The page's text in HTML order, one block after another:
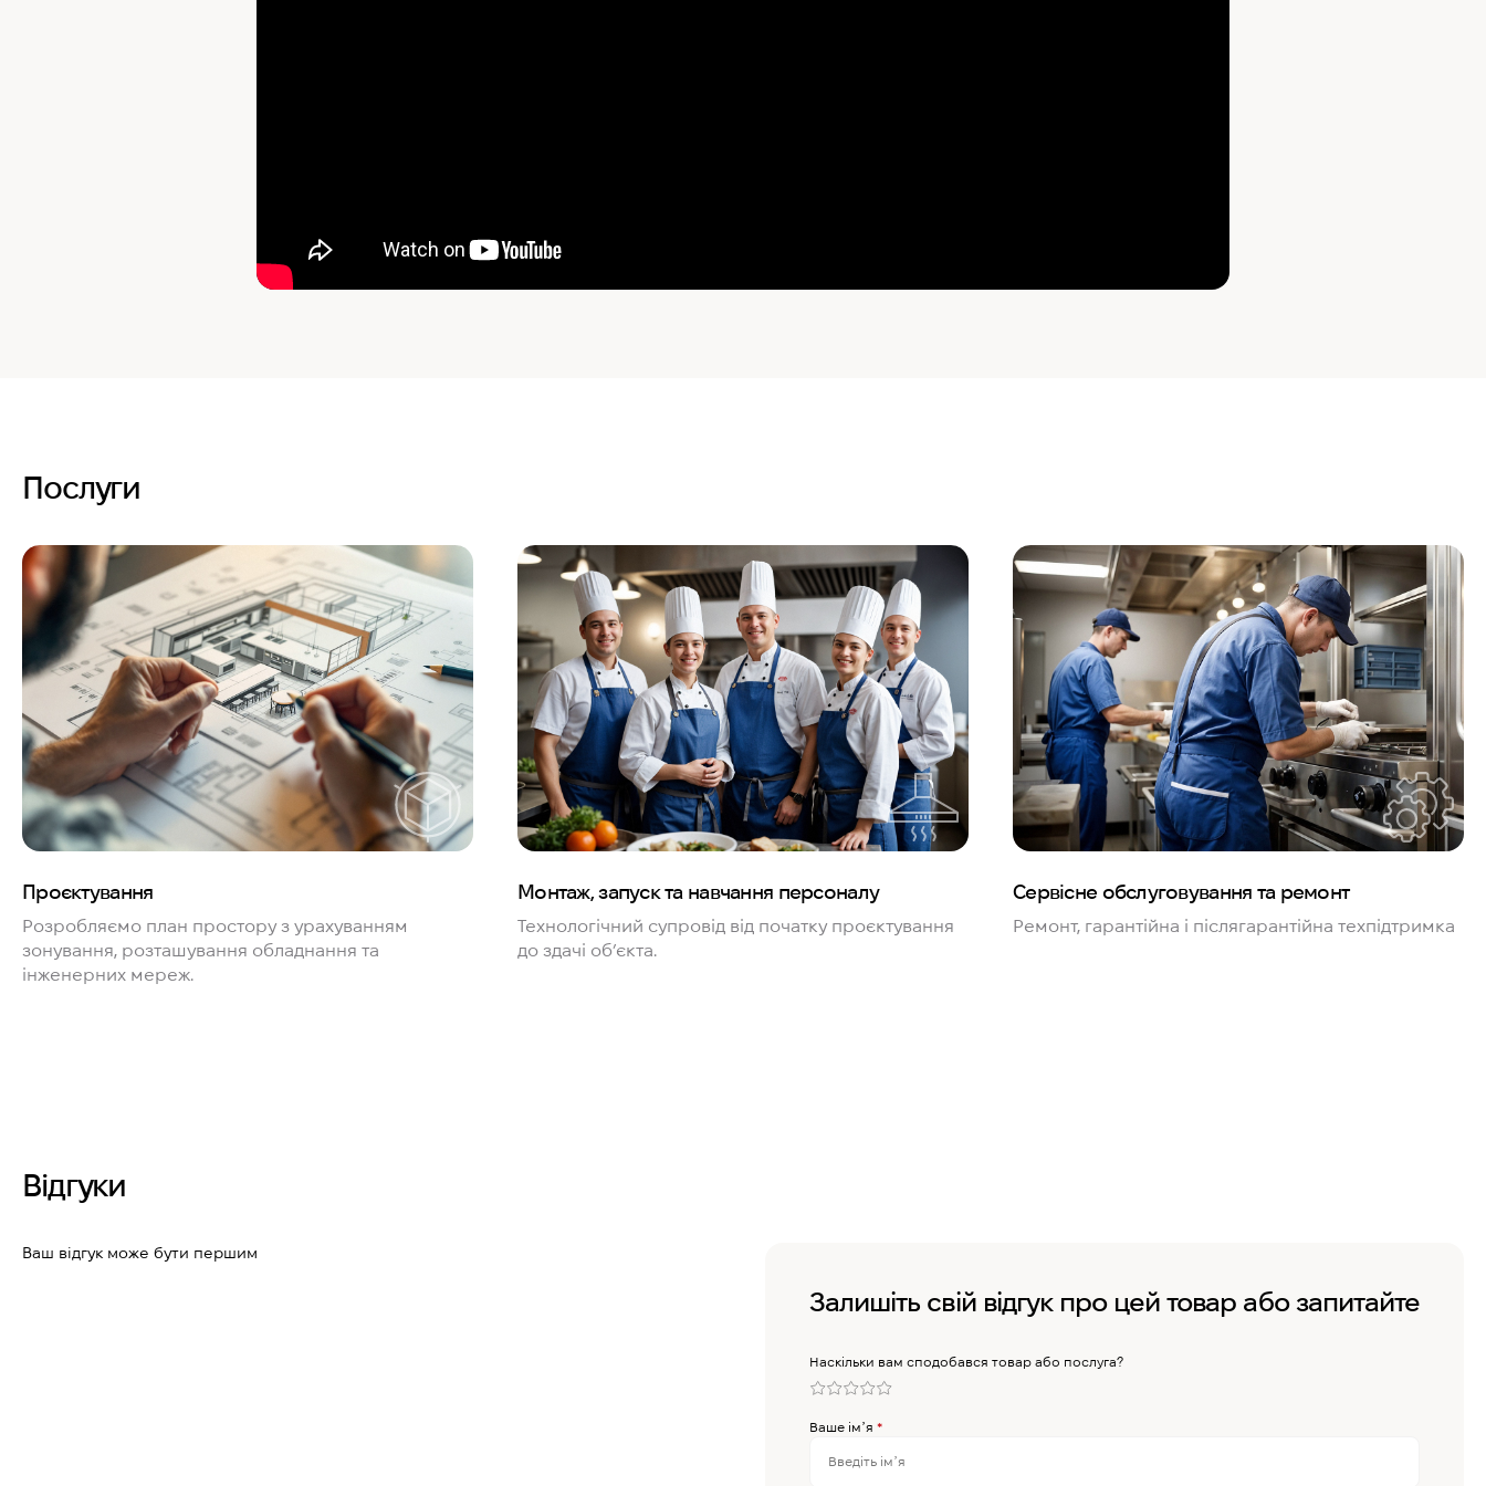
Послуги
Проєктування
Розробляємо план простору з урахуванням
зонування, розташування обладнання та
інженерних мереж.
Монтаж, запуск та навчання персоналу
Технологічний супровід від початку проєктування
до здачі об’єкта.
Сервісне обслуговування та ремонт
Ремонт, гарантійна і післягарантійна техпідтримка
Відгуки
Ваш відгук може бути першим
Залишіть свій відгук про цей товар або запитайте
Наскільки вам сподобався товар або послуга?
Ваше імʼя*